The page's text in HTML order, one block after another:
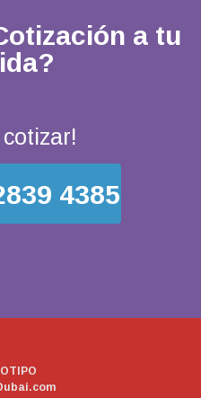
a tu
4385